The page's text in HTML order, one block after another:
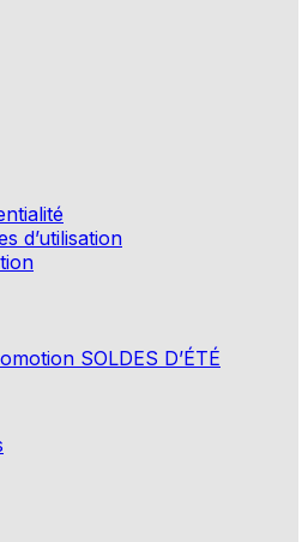
d’utilisation
SOLDES D’ÉTÉ